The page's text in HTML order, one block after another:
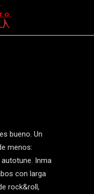
bueno. Un
menos:
Inma
con larga
rock&roll,